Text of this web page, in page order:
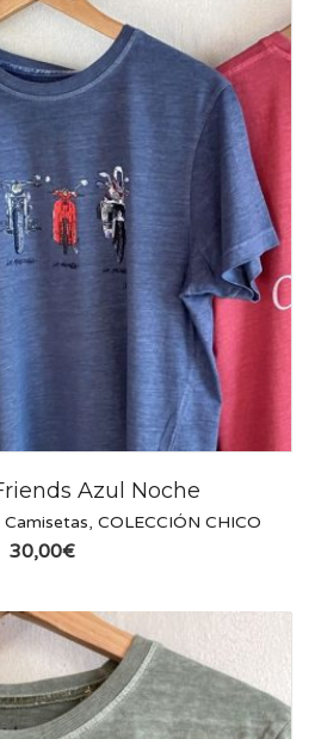
Azul Noche
Camisetas, COLECCIÓN CHICO
30,00€